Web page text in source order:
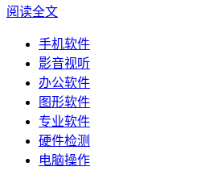
阅读全文
手机软件
影音视听
办公软件
图形软件
专业软件
硬件检测
电脑操作